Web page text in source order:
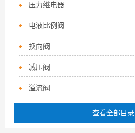
压力继电器
电液比例阀
换向阀
减压阀
溢流阀
查看全部目录